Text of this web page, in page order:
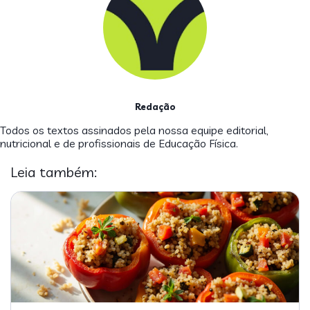
Redação
Todos os textos assinados pela nossa equipe editorial,
nutricional e de profissionais de Educação Física.
Leia também: